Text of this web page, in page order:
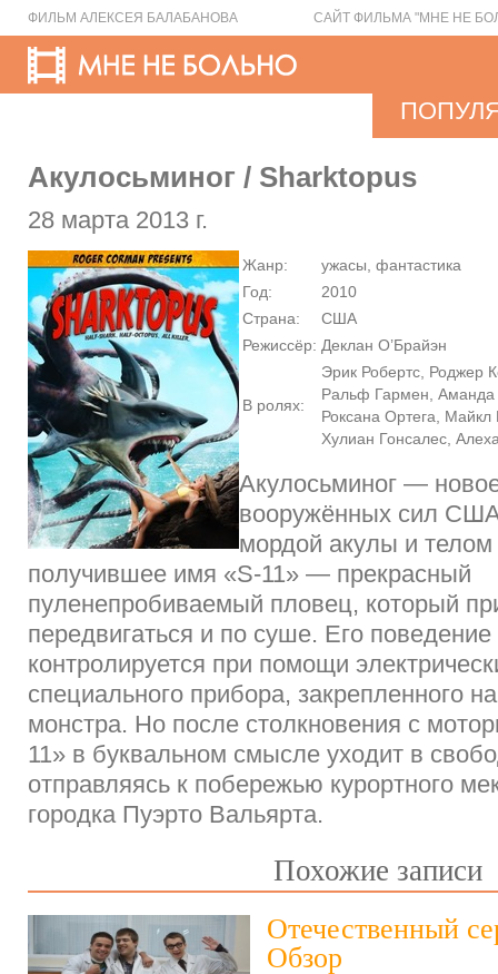
ФИЛЬМ АЛЕКСЕЯ БАЛАБАНОВА САЙТ ФИЛЬМА "МНЕ НЕ
Акулосьминог / Sharktopus
28 марта 2013 г.
Жанр:
ужасы, фантастика
Год:
2010
Страна:
США
Режиссёр: Деклан О’Брайэн
В ролях:
Эрик Робертс, Роджер
Ральф Гармен,
Роксана Ортега,
Хулиан Гонсалес,
Акулосьминог —
вооружённых сил
мордой акулы и телом
получившее имя «S-11» — прекрасный
пуленепробиваемый пловец, который
передвигаться и по суше. Его поведение
контролируется при помощи
специального прибора, закрепленного
монстра. Но после столкновения с
11» в буквальном смысле уходит в
отправляясь к побережью курортного
городка Пуэрто Вальярта.
Похожие записи
Отечественный
Обзор